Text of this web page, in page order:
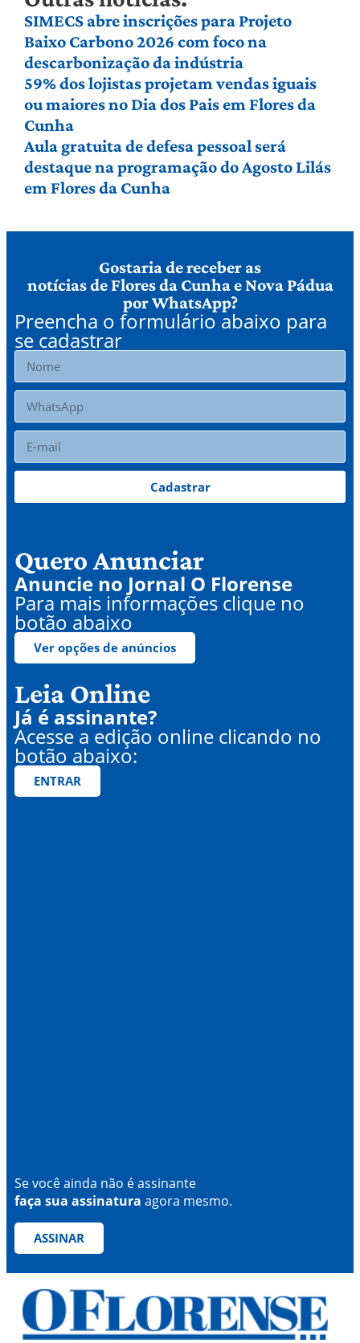
SIMECS abre inscrições para Projeto
Baixo Carbono 2026 com foco na
descarbonização da indústria
59% dos lojistas projetam vendas iguais
ou maiores no Dia dos Pais em Flores da
Cunha
Aula gratuita de defesa pessoal será
destaque na programação do Agosto Lilás
em Flores da Cunha
Gostaria de receber as
notícias de Flores da Cunha e Nova Pádua
por WhatsApp?
Preencha o formulário abaixo para
se cadastrar
Cadastrar
Quero Anunciar
Anuncie no Jornal O Florense
Para mais informações clique no
botão abaixo
Ver opções de anúncios
Leia Online
Já é assinante?
Acesse a edição online clicando no
botão abaixo:
ENTRAR
Se você ainda não é assinante
faça sua assinatura agora mesmo.
ASSINAR